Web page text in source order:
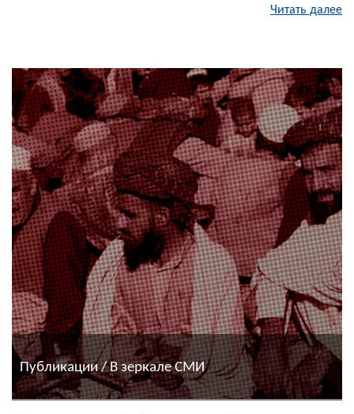
Читать далее
Публикации / В зеркале СМИ